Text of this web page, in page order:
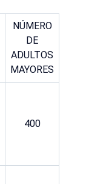
NÚMERO
DE
ADULTOS
MAYORES
400